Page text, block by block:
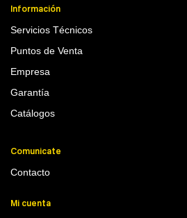
Información
Servicios Técnicos
Puntos de Venta
Empresa
Garantía
Catálogos
Comunicate
Contacto
Mi cuenta